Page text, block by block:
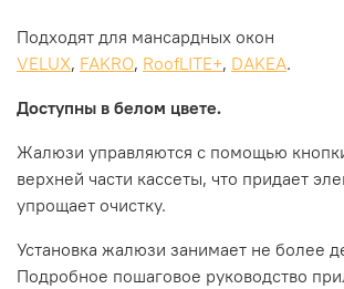
Подходят для мансардных окон
VELUX, FAKRO, RoofLITE+, DAKEA.
Доступны в белом цвете.
Жалюзи управляются с помощью
верхней части кассеты, что придает
упрощает очистку.
Установка жалюзи занимает не более
Подробное пошаговое руководство